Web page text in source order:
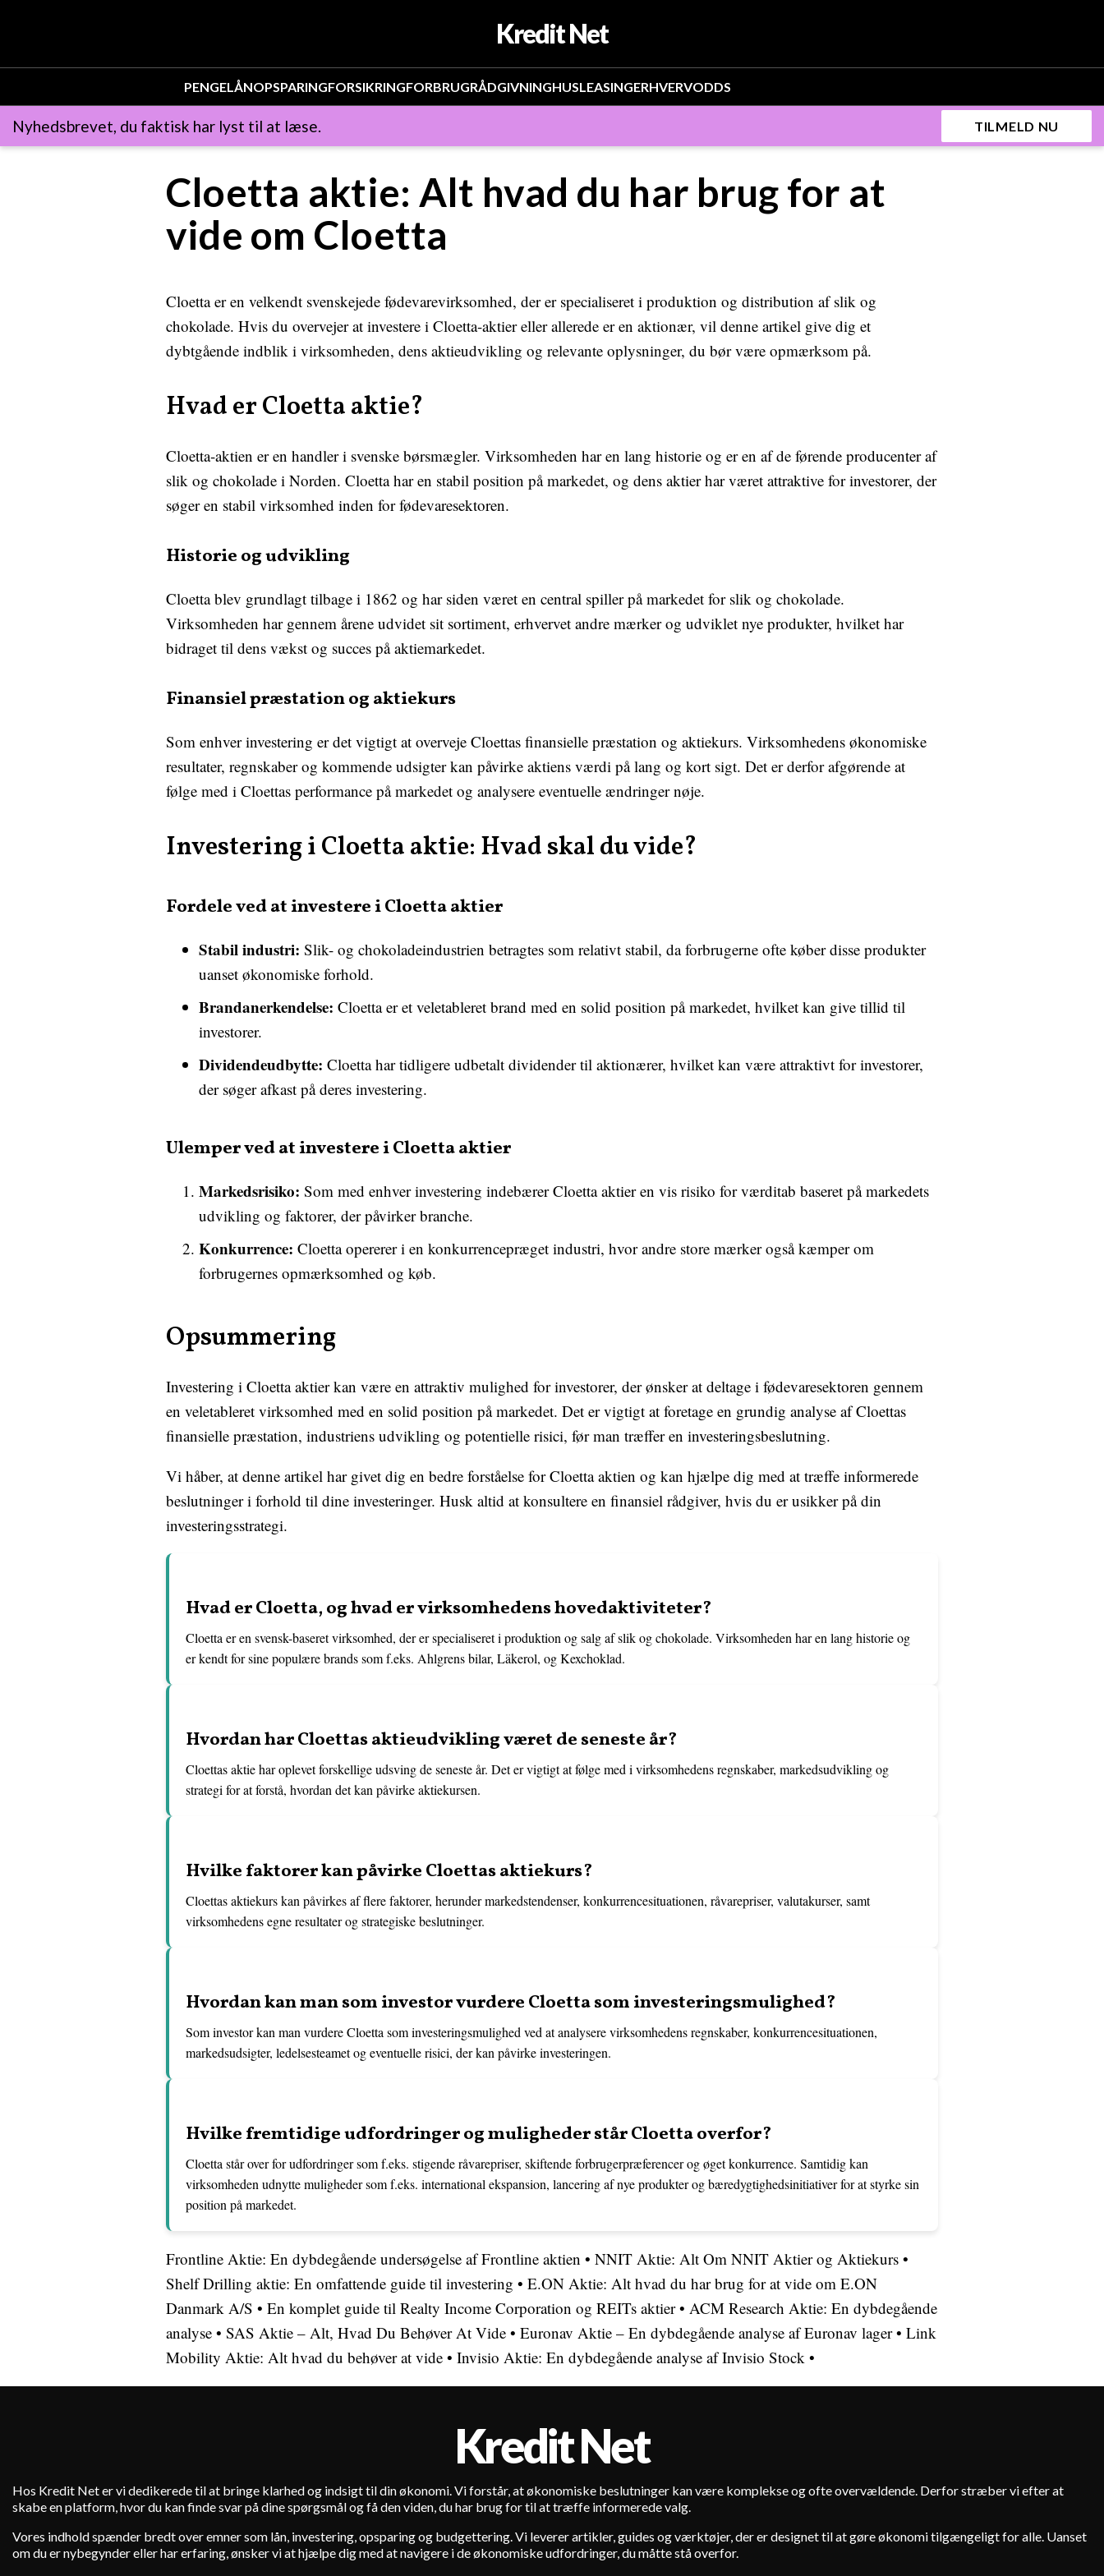
Kredit Net
PENGELÅNOPSPARINGFORSIKRINGFORBRUGRÅDGIVNINGHUSLEASINGERHVERVODDS
Nyhedsbrevet, du faktisk har lyst til at læse. TILMELD NU
Cloetta aktie: Alt hvad du har brug for at
vide om Cloetta
Cloetta er en velkendt svenskejede fødevarevirksomhed, der er specialiseret i produktion og distribution af slik og
chokolade. Hvis du overvejer at investere i Cloetta-aktier eller allerede er en aktionær, vil denne artikel give dig et
dybtgående indblik i virksomheden, dens aktieudvikling og relevante oplysninger, du bør være opmærksom på.
Hvad er Cloetta aktie?
Cloetta-aktien er en handler i svenske børsmægler. Virksomheden har en lang historie og er en af de førende producenter af
slik og chokolade i Norden. Cloetta har en stabil position på markedet, og dens aktier har været attraktive for investorer, der
søger en stabil virksomhed inden for fødevaresektoren.
Historie og udvikling
Cloetta blev grundlagt tilbage i 1862 og har siden været en central spiller på markedet for slik og chokolade.
Virksomheden har gennem årene udvidet sit sortiment, erhvervet andre mærker og udviklet nye produkter, hvilket har
bidraget til dens vækst og succes på aktiemarkedet.
Finansiel præstation og aktiekurs
Som enhver investering er det vigtigt at overveje Cloettas finansielle præstation og aktiekurs. Virksomhedens økonomiske
resultater, regnskaber og kommende udsigter kan påvirke aktiens værdi på lang og kort sigt. Det er derfor afgørende at
følge med i Cloettas performance på markedet og analysere eventuelle ændringer nøje.
Investering i Cloetta aktie: Hvad skal du vide?
Fordele ved at investere i Cloetta aktier
Stabil industri: Slik- og chokoladeindustrien betragtes som relativt stabil, da forbrugerne ofte køber disse produkter
uanset økonomiske forhold.
Brandanerkendelse: Cloetta er et veletableret brand med en solid position på markedet, hvilket kan give tillid til
investorer.
Dividendeudbytte: Cloetta har tidligere udbetalt dividender til aktionærer, hvilket kan være attraktivt for investorer,
der søger afkast på deres investering.
Ulemper ved at investere i Cloetta aktier
Markedsrisiko: Som med enhver investering indebærer Cloetta aktier en vis risiko for værditab baseret på markedets
udvikling og faktorer, der påvirker branche.
Konkurrence: Cloetta opererer i en konkurrencepræget industri, hvor andre store mærker også kæmper om
forbrugernes opmærksomhed og køb.
Opsummering
Investering i Cloetta aktier kan være en attraktiv mulighed for investorer, der ønsker at deltage i fødevaresektoren gennem
en veletableret virksomhed med en solid position på markedet. Det er vigtigt at foretage en grundig analyse af Cloettas
finansielle præstation, industriens udvikling og potentielle risici, før man træffer en investeringsbeslutning.
Vi håber, at denne artikel har givet dig en bedre forståelse for Cloetta aktien og kan hjælpe dig med at træffe informerede
beslutninger i forhold til dine investeringer. Husk altid at konsultere en finansiel rådgiver, hvis du er usikker på din
investeringsstrategi.
Hvad er Cloetta, og hvad er virksomhedens hovedaktiviteter?
Cloetta er en svensk-baseret virksomhed, der er specialiseret i produktion og salg af slik og chokolade. Virksomheden har en lang historie og
er kendt for sine populære brands som f.eks. Ahlgrens bilar, Läkerol, og Kexchoklad.
Hvordan har Cloettas aktieudvikling været de seneste år?
Cloettas aktie har oplevet forskellige udsving de seneste år. Det er vigtigt at følge med i virksomhedens regnskaber, markedsudvikling og
strategi for at forstå, hvordan det kan påvirke aktiekursen.
Hvilke faktorer kan påvirke Cloettas aktiekurs?
Cloettas aktiekurs kan påvirkes af flere faktorer, herunder markedstendenser, konkurrencesituationen, råvarepriser, valutakurser, samt
virksomhedens egne resultater og strategiske beslutninger.
Hvordan kan man som investor vurdere Cloetta som investeringsmulighed?
Som investor kan man vurdere Cloetta som investeringsmulighed ved at analysere virksomhedens regnskaber, konkurrencesituationen,
markedsudsigter, ledelsesteamet og eventuelle risici, der kan påvirke investeringen.
Hvilke fremtidige udfordringer og muligheder står Cloetta overfor?
Cloetta står over for udfordringer som f.eks. stigende råvarepriser, skiftende forbrugerpræferencer og øget konkurrence. Samtidig kan
virksomheden udnytte muligheder som f.eks. international ekspansion, lancering af nye produkter og bæredygtighedsinitiativer for at styrke sin
position på markedet.
Frontline Aktie: En dybdegående undersøgelse af Frontline aktien • NNIT Aktie: Alt Om NNIT Aktier og Aktiekurs •
Shelf Drilling aktie: En omfattende guide til investering • E.ON Aktie: Alt hvad du har brug for at vide om E.ON
Danmark A/S • En komplet guide til Realty Income Corporation og REITs aktier• ACM Research Aktie: En dybdegående
analyse • SAS Aktie – Alt, Hvad Du Behøver At Vide • Euronav Aktie – En dybdegående analyse af Euronav lager• Link
Mobility Aktie: Alt hvad du behøver at vide • Invisio Aktie: En dybdegående analyse af Invisio Stock •
Kredit Net
Hos Kredit Net er vi dedikerede til at bringe klarhed og indsigt til din økonomi. Vi forstår, at økonomiske beslutninger kan være komplekse og ofte overvældende. Derfor stræber vi efter at
skabe en platform, hvor du kan finde svar på dine spørgsmål og få den viden, du har brug for til at træffe informerede valg.
Vores indhold spænder bredt over emner som lån, investering, opsparing og budgettering. Vi leverer artikler, guides og værktøjer, der er designet til at gøre økonomi tilgængeligt for alle. Uanset
om du er nybegynder eller har erfaring, ønsker vi at hjælpe dig med at navigere i de økonomiske udfordringer, du måtte stå overfor.